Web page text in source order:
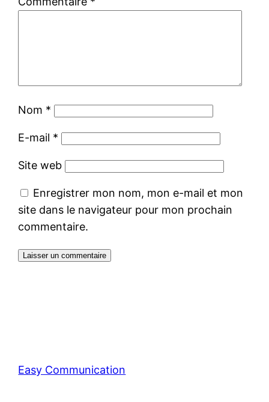
Nom *
E-mail *
Site web
Enregistrer mon nom, mon e-mail et mon
site dans le navigateur pour mon prochain
commentaire.
Easy Communication